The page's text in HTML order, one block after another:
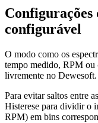
configurável
O modo como os
tempo medido, RPM
livremente no Dewesoft.
Para evitar saltos entre
Histerese para dividir o
RPM) em bins